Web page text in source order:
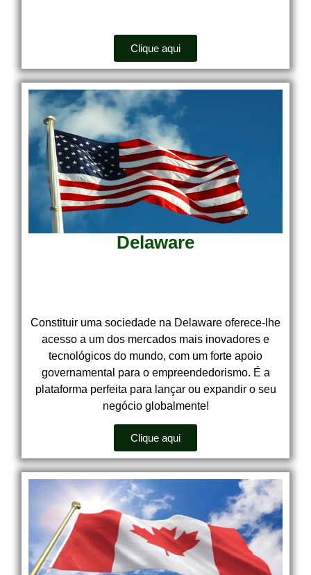
Clique aqui
Delaware
Constituir uma sociedade na Delaware oferece-lhe
acesso a um dos mercados mais inovadores e
tecnológicos do mundo, com um forte apoio
governamental para o empreendedorismo. É a
plataforma perfeita para lançar ou expandir o seu
negócio globalmente!
Clique aqui